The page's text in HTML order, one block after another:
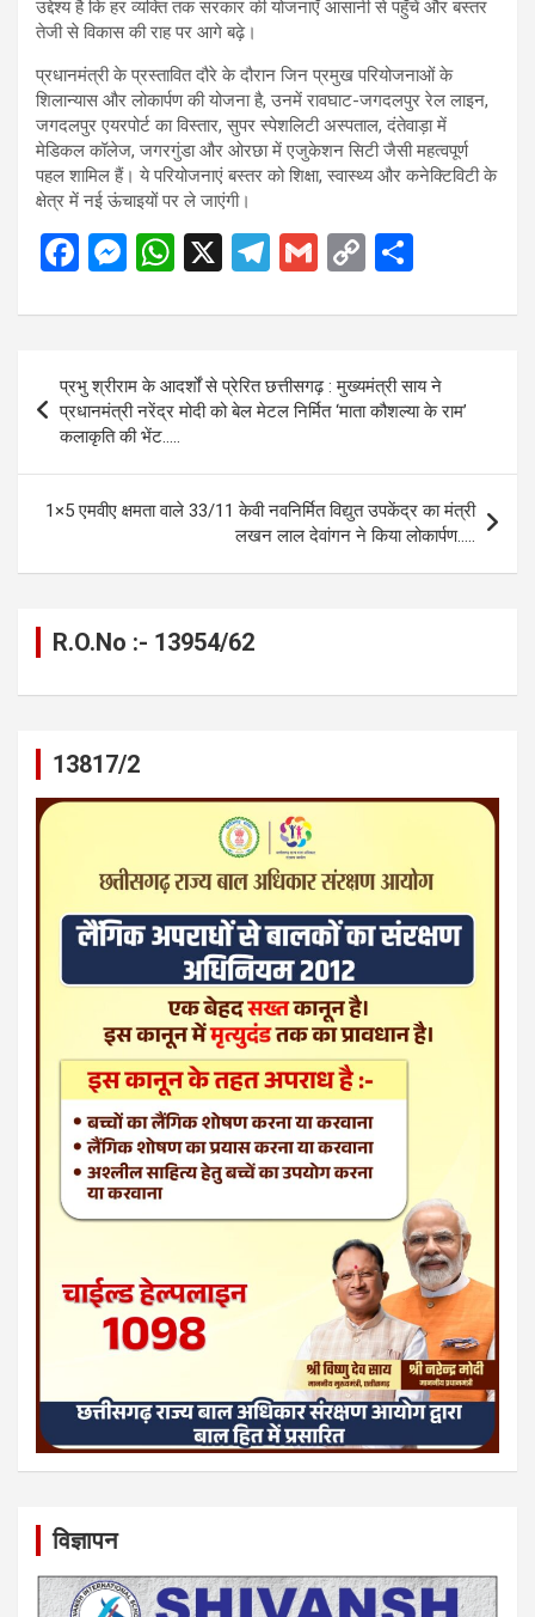
उद्देश्य है कि हर व्यक्ति तक सरकार की योजनाएँ आसानी से पहुँचें और बस्तर
तेजी से विकास की राह पर आगे बढ़े।
प्रधानमंत्री के प्रस्तावित दौरे के दौरान जिन प्रमुख परियोजनाओं के
शिलान्यास और लोकार्पण की योजना है, उनमें रावघाट-जगदलपुर रेल लाइन,
जगदलपुर एयरपोर्ट का विस्तार, सुपर स्पेशलिटी अस्पताल, दंतेवाड़ा में
मेडिकल कॉलेज, जगरगुंडा और ओरछा में एजुकेशन सिटी जैसी महत्वपूर्ण
पहल शामिल हैं। ये परियोजनाएं बस्तर को शिक्षा, स्वास्थ्य और कनेक्टिविटी के
क्षेत्र में नई ऊंचाइयों पर ले जाएंगी।
F
ce
o
o
k
M
se
n
g
er
W
at
A
p
p
X
T
e
gr
a
G
ail
C
py
Li
n
ar
navigation
प्रभु श्रीराम के आदर्शों से प्रेरित छत्तीसगढ़ : मुख्यमंत्री साय ने
प्रधानमंत्री नरेंद्र मोदी को बेल मेटल निर्मित ‘माता कौशल्या के राम’
कलाकृति की भेंट…..
1×5 एमवीए क्षमता वाले 33/11 केवी नवनिर्मित विद्युत उपकेंद्र का मंत्री
लखन लाल देवांगन ने किया लोकार्पण…..
R.O.No :- 13954/62
13817/2
विज्ञापन